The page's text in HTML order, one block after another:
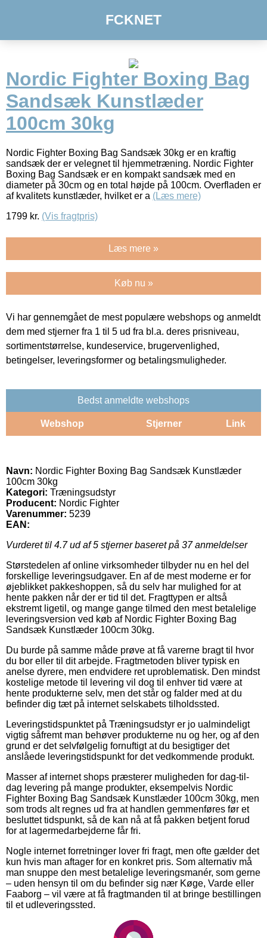
FCKNET
Nordic Fighter Boxing Bag
Sandsæk Kunstlæder
100cm 30kg
Nordic Fighter Boxing Bag Sandsæk 30kg er en kraftig
sandsæk der er velegnet til hjemmetræning. Nordic Fighter
Boxing Bag Sandsæk er en kompakt sandsæk med en
diameter på 30cm og en total højde på 100cm. Overfladen er
af kvalitets kunstlæder, hvilket er a (Læs mere)
1799 kr. (Vis fragtpris)
Læs mere »
Køb nu »
Vi har gennemgået de mest populære webshops og anmeldt
dem med stjerner fra 1 til 5 ud fra bl.a. deres prisniveau,
sortimentstørrelse, kundeservice, brugervenlighed,
betingelser, leveringsformer og betalingsmuligheder.
Bedst anmeldte webshops
Webshop Stjerner Link
Navn: Nordic Fighter Boxing Bag Sandsæk Kunstlæder
100cm 30kg
Kategori: Træningsudstyr
Producent: Nordic Fighter
Varenummer: 5239
EAN:
Vurderet til 4.7ud af 5 stjerner baseret på 37anmeldelser
Størstedelen af online virksomheder tilbyder nu en hel del
forskellige leveringsudgaver. En af de mest moderne er for
øjeblikket pakkeshoppen, så du selv har mulighed for at
hente pakken når der er tid til det. Fragttypen er altså
ekstremt ligetil, og mange gange tilmed den mest betalelige
leveringsversion ved køb af Nordic Fighter Boxing Bag
Sandsæk Kunstlæder 100cm 30kg.
Du burde på samme måde prøve at få varerne bragt til hvor
du bor eller til dit arbejde. Fragtmetoden bliver typisk en
anelse dyrere, men endvidere ret uproblematisk. Den mindst
kostelige metode til levering vil dog til enhver tid være at
hente produkterne selv, men det står og falder med at du
befinder dig tæt på internet selskabets tilholdssted.
Leveringstidspunktet på Træningsudstyr er jo ualmindeligt
vigtig såfremt man behøver produkterne nu og her, og af den
grund er det selvfølgelig fornuftigt at du besigtiger det
anslåede leveringstidspunkt for det vedkommende produkt.
Masser af internet shops præsterer muligheden for dag-til-
dag levering på mange produkter, eksempelvis Nordic
Fighter Boxing Bag Sandsæk Kunstlæder 100cm 30kg, men
som trods alt regnes ud fra at handlen gemmenføres før et
besluttet tidspunkt, så de kan nå at få pakken betjent forud
for at lagermedarbejderne får fri.
Nogle internet forretninger lover fri fragt, men ofte gælder det
kun hvis man aftager for en konkret pris. Som alternativ må
man snuppe den mest betalelige leveringsmanér, som gerne
– uden hensyn til om du befinder sig nær Køge, Varde eller
Faaborg – vil være at få fragtmanden til at bringe bestillingen
til et udleveringssted.